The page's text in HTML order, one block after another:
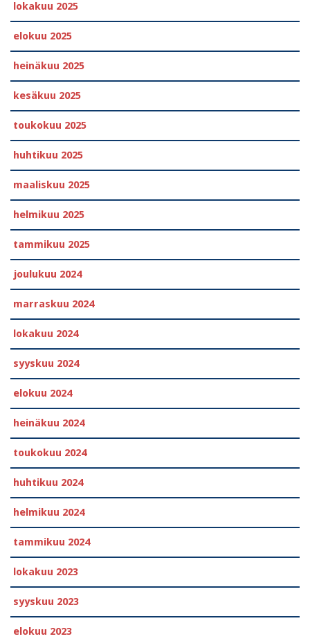
lokakuu 2025
elokuu 2025
heinäkuu 2025
kesäkuu 2025
toukokuu 2025
huhtikuu 2025
maaliskuu 2025
helmikuu 2025
tammikuu 2025
joulukuu 2024
marraskuu 2024
lokakuu 2024
syyskuu 2024
elokuu 2024
heinäkuu 2024
toukokuu 2024
huhtikuu 2024
helmikuu 2024
tammikuu 2024
lokakuu 2023
syyskuu 2023
elokuu 2023